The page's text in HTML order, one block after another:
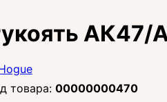
АК47/
00000000470